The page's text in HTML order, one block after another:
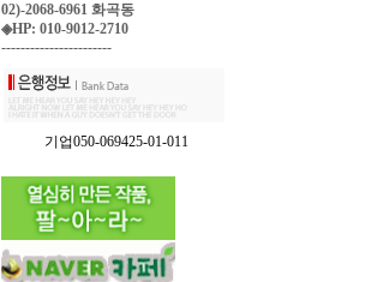
02)-2068-6961 화곡동
◈HP: 010-9012-2710
-----------------------
기업050-069425-01-011